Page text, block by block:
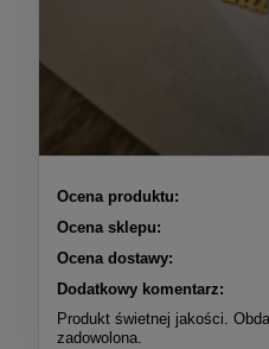
Ocena produktu:
Ocena sklepu:
Ocena dostawy:
Dodatkowy komentarz:
Produkt świetnej jakości.
zadowolona.